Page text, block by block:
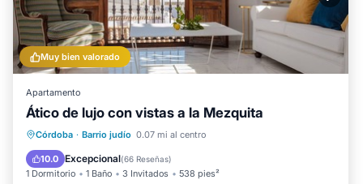
Muy bien valorado
Apartamento
Ático de lujo con vistas a la Mezquita
Córdoba · Barrio judío 0.07 mi al centro
10.0 Excepcional(66 Reseñas)
1 Dormitorio 1 Baño 3 Invitados 538 pies²
Aparcamiento
Balcón/Terraza
Cocina
Aire acondicionado